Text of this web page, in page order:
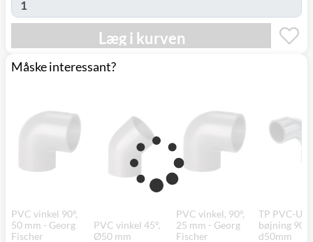
(9230)
Læg i kurven
Måske interessant?
PVC vinkel 90°,
50 mm - Georg
Fischer
PVC vinkel 45°,
Ø50 mm
PVC vinkel, 90°,
25 mm - Georg
Fischer
TP PVC-U
bøjning 90°,
d50mm